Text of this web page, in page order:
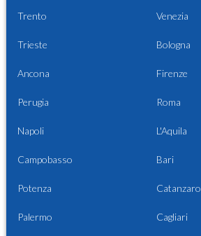
Trento Venezia
Trieste Bologna
Ancona Firenze
Perugia Roma
Napoli L'Aquila
Campobasso Bari
Potenza Catanzaro
Palermo Cagliari